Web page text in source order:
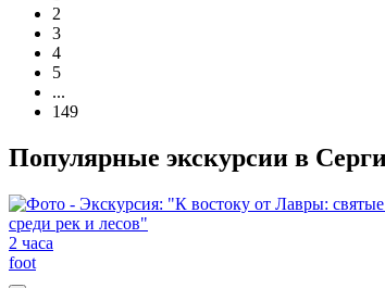
2
3
4
5
...
149
Популярные экскурсии в
2 часа
foot